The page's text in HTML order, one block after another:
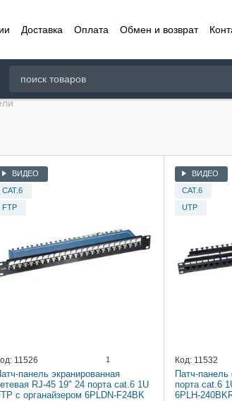
Доставка Оплата Обмен и возврат
ВИДЕО
CAT.6
FTP
11526 1
панель экранированная
RJ-45 19" 24 порта cat.6 1U
с органайзером 6PLDN-F24BK
ВИДЕО
CAT.6
UTP
Код: 11532
Патч-панель
порта cat.6
6PLH-